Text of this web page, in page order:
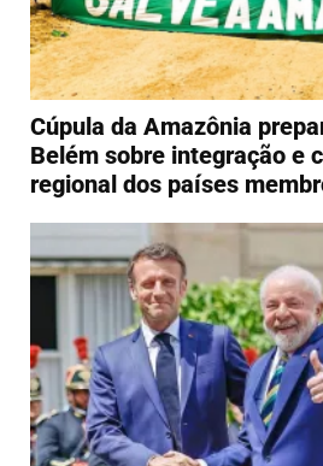
Cúpula da Amazônia
Belém sobre integração e
regional dos países